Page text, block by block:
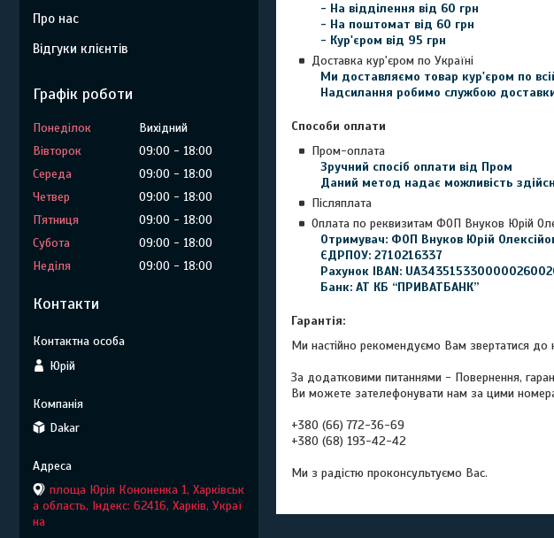
- На відділення від 60 грн
- На поштомат від 60 грн
- Кур'єром від 95 грн
Доставка кур'єром по Україні
Ми доставляємо товар кур'єром по
Надсилання робимо службою
Способи оплати
Пром-оплата
Зручний спосіб оплати від Пром
Даний метод надає можливість
Післяплата
Оплата по реквизитам ФОП Внуков Юрій
Отримувач: ФОП Внуков Юрій
ЄДРПОУ: 2710216337
Рахунок IBAN:
Банк: АТ КБ “ПРИВАТБАНК”
Гарантія:
Ми настійно рекомендуємо Вам звертатися до
За додатковими питаннями - Повернення,
Ви можете зателефонувати нам за цими
+380 (66) 772-36-69
+380 (68) 193-42-42
Ми з радістю проконсультуємо Вас.
Про нас
Відгуки клієнтів
Графік роботи
Понеділок
Вихідний
Вівторок
09:00
18:00
Середа
09:00
18:00
Четвер
09:00
18:00
Пʼятниця
09:00
18:00
Субота
09:00
18:00
Неділя
09:00 18:00
Контакти
Юрій
Dakar
площа Юрія Кононенка 1, Харківськ
а область, Індекс: 62416, Харків, Украї
на